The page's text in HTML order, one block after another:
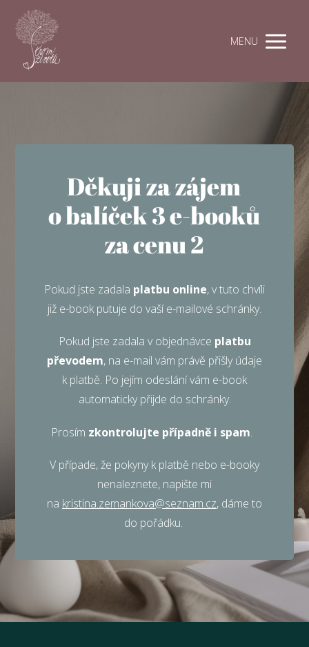
MENU
Děkuji za zájem
o balíček 3 e-booků
za cenu 2
Pokud jste zadala platbu online, v tuto chvíli
již e-book putuje do vaší e-mailové schránky.
Pokud jste zadala v objednávce platbu
převodem, na e-mail vám právě přišly údaje
k platbě. Po jejím odeslání vám e-book
automaticky přijde do schránky.
Prosím zkontrolujte případně i spam.
V případe, že pokyny k platbě nebo e-booky
nenaleznete, napište mi
na kristina.zemankova@seznam.cz, dáme to
do pořádku.